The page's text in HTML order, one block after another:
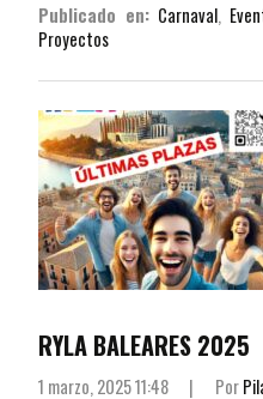
Publicado en: Carnaval,
Proyectos
RYLA BALEARES 2025
1 marzo, 2025 11:48 | Por